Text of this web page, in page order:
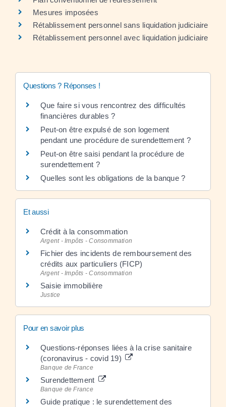
Mesures imposées
Rétablissement personnel sans liquidation judiciaire
Rétablissement personnel avec liquidation judiciaire
Questions ? Réponses !
Que faire si vous rencontrez des difficultés
financières durables ?
Peut-on être expulsé de son logement
pendant une procédure de surendettement ?
Peut-on être saisi pendant la procédure de
surendettement ?
Quelles sont les obligations de la banque ?
Et aussi
Crédit à la consommation
Argent - Impôts - Consommation
Fichier des incidents de remboursement des
crédits aux particuliers (FICP)
Argent - Impôts - Consommation
Saisie immobilière
Justice
Pour en savoir plus
Questions-réponses liées à la crise sanitaire
(coronavirus - covid 19)
Banque de France
Surendettement
Banque de France
Guide pratique : le surendettement des